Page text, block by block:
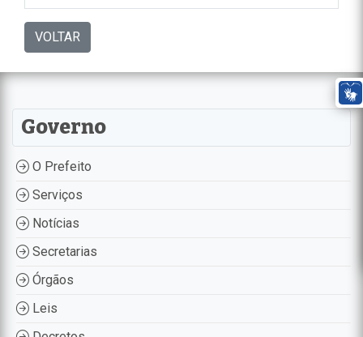
VOLTAR
Governo
O Prefeito
Serviços
Notícias
Secretarias
Órgãos
Leis